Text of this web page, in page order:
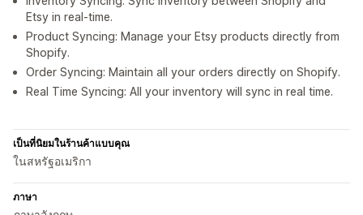
Etsy in real-time.
Product Syncing: Manage your Etsy products directly from
Shopify.
Order Syncing: Maintain all your orders directly on Shopify.
Real Time Syncing: All your inventory will sync in real time.
เป็นที่นิยมในร้านค้าแบบคุณ
ในสหรัฐอเมริกา
ภาษา